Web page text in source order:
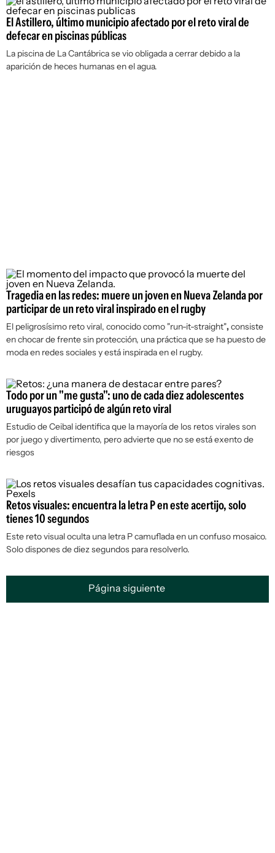
El Astillero, último municipio afectado por el reto viral de
defecar en piscinas públicas
La piscina de La Cantábrica se vio obligada a cerrar debido a la
aparición de heces humanas en el agua.
Tragedia en las redes: muere un joven en Nueva Zelanda por
participar de un reto viral inspirado en el rugby
El peligrosísimo reto viral, conocido como "run-it-straight",consiste
en chocar de frente sin protección, una práctica que se ha puesto de
moda en redes sociales y está inspirada en el rugby.
Todo por un "me gusta": uno de cada diez adolescentes
uruguayos participó de algún reto viral
Estudio de Ceibal identifica que la mayoría de los retos virales son
por juego y divertimento, pero advierte que no se está exento de
riesgos
Retos visuales: encuentra la letra P en este acertijo, solo
tienes 10 segundos
Este reto visual oculta una letra P camuflada en un confuso mosaico.
Solo dispones de diez segundos para resolverlo.
Página siguiente